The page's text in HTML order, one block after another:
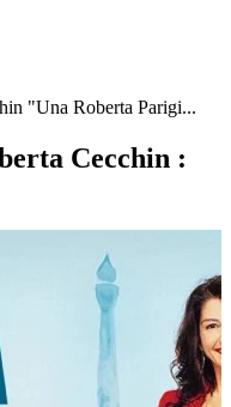
"Una Roberta Parigi...
Cecchin :